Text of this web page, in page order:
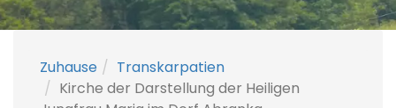
Zuhause
Transkarpatien
Kirche der Darstellung der Heiligen